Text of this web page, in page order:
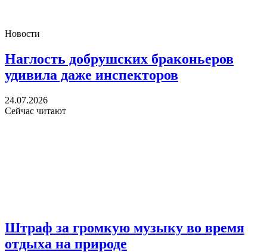
Новости
Наглость добрушских браконьеров
удивила даже инспекторов
24.07.2026
Сейчас читают
Штраф за громкую музыку во время
отдыха на природе